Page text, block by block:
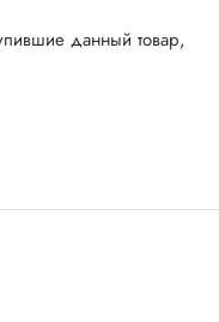
данный товар,